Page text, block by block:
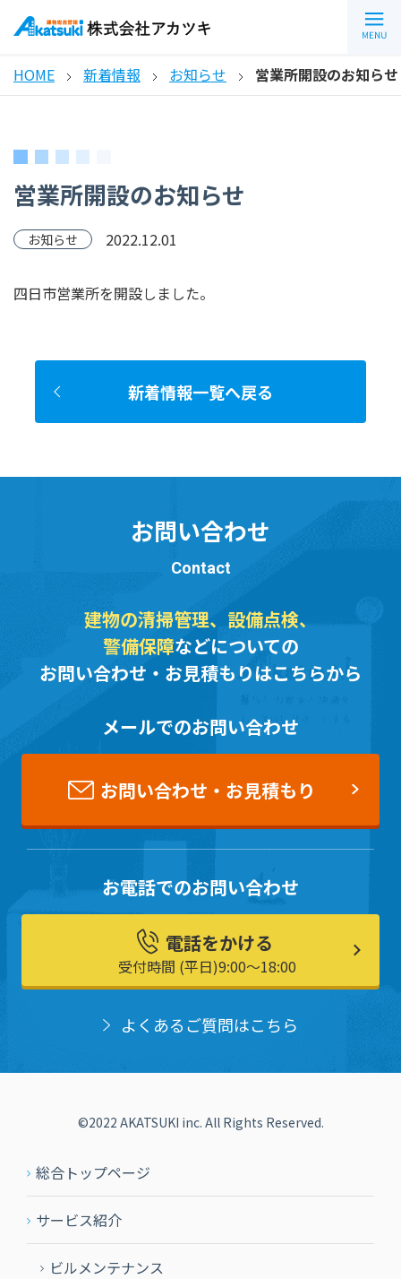
HOME 新着情報 お知らせ 営業所開設のお知らせ
営業所開設のお知らせ
お知らせ 2022.12.01
四日市営業所を開設しました。
新着情報一覧へ戻る
お問い合わせ
Contact
建物の清掃管理、設備点検、
警備保障などについての
お問い合わせ・お見積もりはこちらから
メールでのお問い合わせ
お問い合わせ・お見積もり
お電話でのお問い合わせ
電話をかける
受付時間 (平日)9:00〜18:00
よくあるご質問はこちら
総合トップページ
サービス紹介
ビルメンテナンス
©2022 AKATSUKI inc. All Rights Reserved.